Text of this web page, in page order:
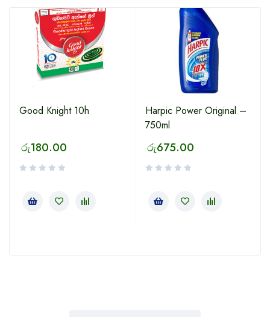
Good Knight 10h
රු180.00
Harpic Power Original –
750ml
රු675.00